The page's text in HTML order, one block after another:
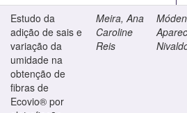
Estudo da
adição de sais e
variação da
umidade na
obtenção de
fibras de
Ecovio® por
Meira, Ana
Caroline
Reis